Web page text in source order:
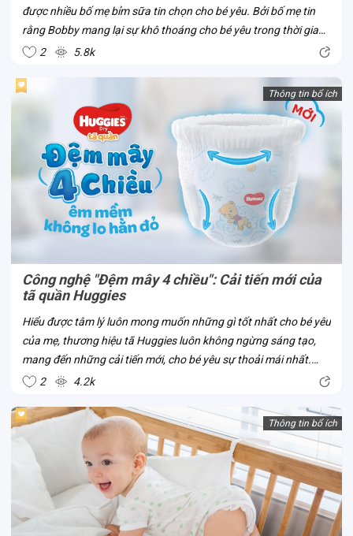
được nhiều bố mẹ bỉm sữa tin chọn cho bé yêu. Bởi bố mẹ tin
rằng Bobby mang lại sự khô thoáng cho bé yêu trong thời gian
bé mặc tã. Liệu tã Bobby có thật sự sở hữu ưu điểm vượt trội
2 5.8k
Thông tin bổ ích
Công nghệ "Đệm mây 4 chiều": Cải tiến mới của
tã quần Huggies
Hiểu được tâm lý luôn mong muốn những gì tốt nhất cho bé yêu
của mẹ, thương hiệu tã Huggies luôn không ngừng sáng tạo,
mang đến những cải tiến mới, cho bé yêu sự thoải mái nhất.
Công nghệ “Đệm mây 4 chiều” là một trong số đó. Đây là công
2 4.2k
Thông tin bổ ích